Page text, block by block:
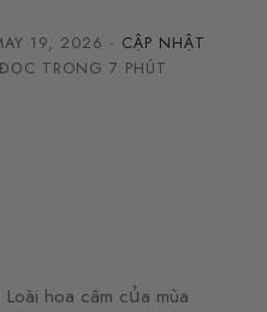
19, 2026 · CẬP NHẬT
TRONG 7 PHÚT
hoa câm của mùa